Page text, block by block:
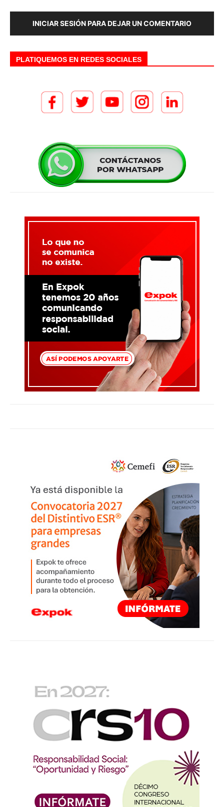
INICIAR SESIÓN PARA DEJAR UN COMENTARIO
PLATIQUEMOS EN REDES SOCIALES